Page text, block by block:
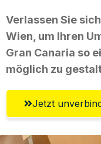
Verlassen Sie
Wien, um Ihren
Gran Canaria so
möglich zu
Jetzt